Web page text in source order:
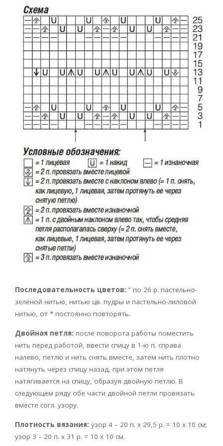
Последовательность цветов: ” по 26 р. пастельно-
зеленой нитью, нитью цв. пудры и пастельно-лиловой
нитью, от * постоянно повторять.
Двойная петля: после поворота работы поместить
нить перед работой, ввести спицу в 1-ю п. справа
налево, петлю и нить снять вместе, затем нить плотно
натянуть через спицу назад, при этом петля
натягивается на спицу, образуя двойную петлю. В
следующем ряду обе части двойной петли провязать
вместе согл. узору.
Плотность вязания: узор 4 – 20 п. х 29,5 р. = 10 х 10 см;
узор 3 – 20 п. х 31 р. = 10 х 10 см.